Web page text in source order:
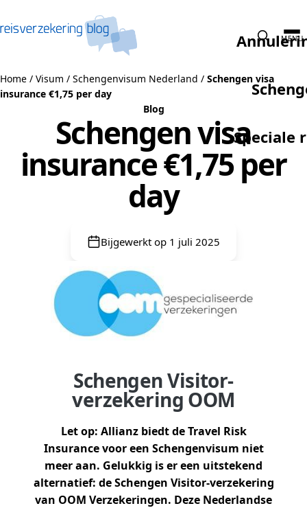
Speciale
MENU
Home / Visum / Schengenvisum Nederland / Schengen visa
insurance €1,75 per day
Blog
Schengen visa
insurance €1,75 per
day
Bijgewerkt op 1 juli 2025
Schengen Visitor-
verzekering OOM
Let op: Allianz biedt de Travel Risk
Insurance voor een Schengenvisum niet
meer aan. Gelukkig is er een uitstekend
alternatief: de Schengen Visitor-verzekering
van OOM Verzekeringen. Deze Nederlandse